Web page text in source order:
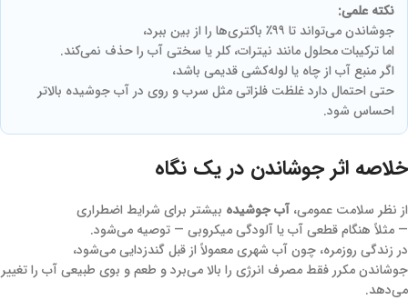
نکته علمی:
جوشاندن می‌تواند تا ۹۹٪ باکتری‌ها را از بین ببرد،
اما ترکیبات محلول مانند نیترات، کلر یا سختی آب را حذف نمی‌کند.
اگر منبع آب از چاه یا لوله‌کشی قدیمی باشد،
حتی احتمال دارد غلظت فلزاتی مثل سرب و روی در آب جوشیده بالاتر
احساس شود.
خلاصه اثر جوشاندن در یک نگاه
از نظر سلامت عمومی، آب جوشیده بیشتر برای شرایط اضطراری
— مثلاً هنگام قطعی آب یا آلودگی میکروبی — توصیه می‌شود.
در زندگی روزمره، چون آب شهری معمولاً از قبل گندزدایی می‌شود،
جوشاندن مکرر فقط مصرف انرژی را بالا می‌برد و طعم و بوی طبیعی آب را تغییر
می‌دهد.